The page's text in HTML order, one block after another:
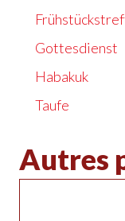
Gottesdienst
Habakuk
Taufe
Autres